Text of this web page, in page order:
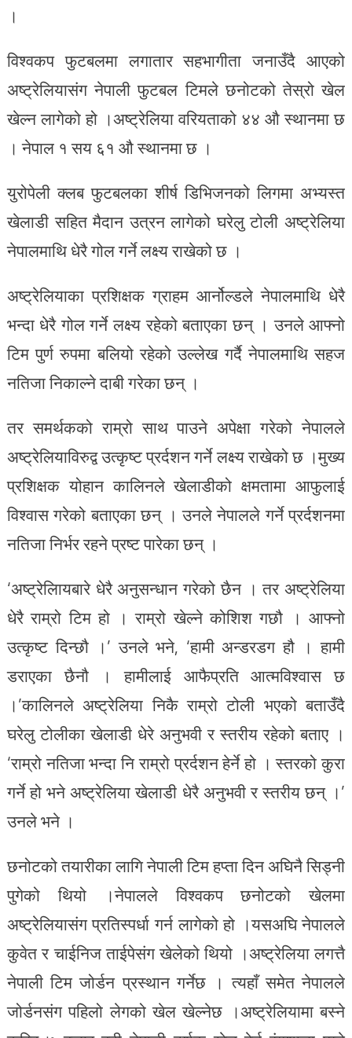
।
विश्वकप फुटबलमा लगातार सहभागीता जनाउँदै आएको
अष्ट्रेलियासंग नेपाली फुटबल टिमले छनोटको तेस्रो खेल
खेल्न लागेको हो ।अष्ट्रेलिया वरियताको ४४ औ स्थानमा छ
। नेपाल १ सय ६१ औ स्थानमा छ ।
युरोपेली क्लब फुटबलका शीर्ष डिभिजनको लिगमा अभ्यस्त
खेलाडी सहित मैदान उत्रन लागेको घरेलु टोली अष्ट्रेलिया
नेपालमाथि धेरै गोल गर्ने लक्ष्य राखेको छ ।
अष्ट्रेलियाका प्रशिक्षक ग्राहम आर्नोल्डले नेपालमाथि धेरै
भन्दा धेरै गोल गर्ने लक्ष्य रहेको बताएका छन् । उनले आफ्नो
टिम पुर्ण रुपमा बलियो रहेको उल्लेख गर्दै नेपालमाथि सहज
नतिजा निकाल्ने दाबी गरेका छन् ।
तर समर्थकको राम्रो साथ पाउने अपेक्षा गरेको नेपालले
अष्ट्रेलियाविरुद्व उत्कृष्ट प्रर्दशन गर्ने लक्ष्य राखेको छ ।मुख्य
प्रशिक्षक योहान कालिनले खेलाडीको क्षमतामा आफुलाई
विश्वास गरेको बताएका छन् । उनले नेपालले गर्ने प्रर्दशनमा
नतिजा निर्भर रहने प्रष्ट पारेका छन् ।
‘अष्ट्रेलिायबारे धेरै अनुसन्धान गरेको छैन । तर अष्ट्रेलिया
धेरै राम्रो टिम हो । राम्रो खेल्ने कोशिश गछौ । आफ्नो
उत्कृष्ट दिन्छौ ।’ उनले भने, ‘हामी अन्डरडग हौ । हामी
डराएका छैनौ । हामीलाई आफैप्रति आत्मविश्वास छ
।’कालिनले अष्ट्रेलिया निकै राम्रो टोली भएको बताउँदै
घरेलु टोलीका खेलाडी धेरे अनुभवी र स्तरीय रहेको बताए ।
‘राम्रो नतिजा भन्दा नि राम्रो प्रर्दशन हेर्ने हो । स्तरको कुरा
गर्ने हो भने अष्ट्रेलिया खेलाडी धेरै अनुभवी र स्तरीय छन् ।’
उनले भने ।
छनोटको तयारीका लागि नेपाली टिम हप्ता दिन अघिनै सिड्नी
पुगेको थियो ।नेपालले विश्वकप छनोटको खेलमा
अष्ट्रेलियासंग प्रतिस्पर्धा गर्न लागेको हो ।यसअघि नेपालले
कुवेत र चाईनिज ताईपेसंग खेलेको थियो ।अष्ट्रेलिया लगत्तै
नेपाली टिम जोर्डन प्रस्थान गर्नेछ । त्यहाँ समेत नेपालले
जोर्डनसंग पहिलो लेगको खेल खेल्नेछ ।अष्ट्रेलियामा बस्ने